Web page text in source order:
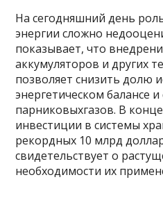
На сегодняшний день
энергии сложно
показывает, что
аккумуляторов и других
позволяет снизить долю
энергетическом балансе
парниковыхгазов. В
инвестиции в системы
рекордных 10 млрд
свидетельствует о
необходимости их